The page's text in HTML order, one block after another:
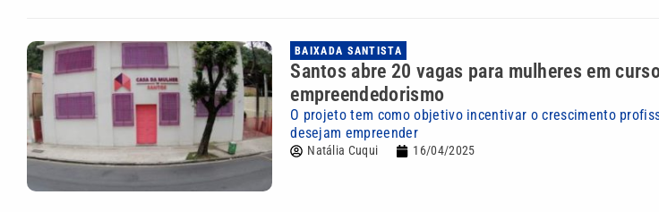
BAIXADA SANTISTA
Santos abre 20 vagas para mulheres em
empreendedorismo
O projeto tem como objetivo incentivar o crescimento
desejam empreender
Natália Cuqui 16/04/2025